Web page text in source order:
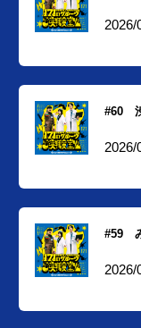
2026/
#60
2026/
#59
2026/